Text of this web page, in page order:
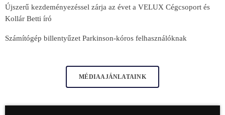
Újszerű kezdeményezéssel zárja az évet a VELUX Cégcsoport és
Kollár Betti író
Számítógép billentyűzet Parkinson-kóros felhasználóknak
MÉDIAAJÁNLATAINK